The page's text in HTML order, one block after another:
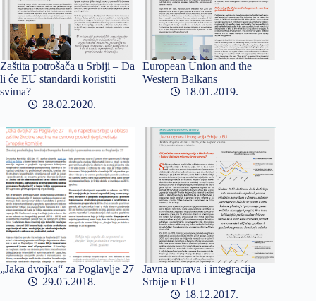
Zaštita potrošača u Srbiji – Da
li će EU standardi koristiti
svima?
28.02.2020
European Union and the
Western Balkans
18.01.2019
„Jaka dvojka“ za Poglavlje 27
29.05.2018
Javna uprava i integracija
Srbije u EU
18.12.2017